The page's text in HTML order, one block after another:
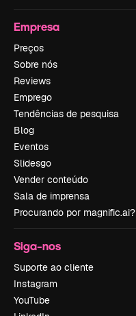
Empresa
Preços
Sobre nós
Reviews
Emprego
Tendências de pesquisa
Blog
Eventos
Slidesgo
Vender conteúdo
Sala de imprensa
Procurando por magnific.ai?
Siga-nos
Suporte ao cliente
Instagram
YouTube